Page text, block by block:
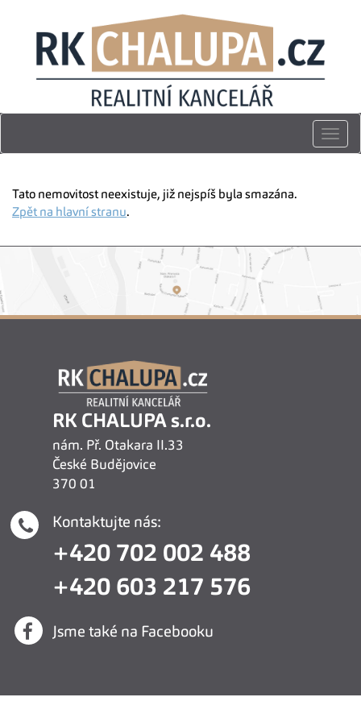
Tato nemovitost neexistuje, již nejspíš byla smazána.
Zpět na hlavní stranu.
RK CHALUPA s.r.o.
nám. Př. Otakara II.33
České Budějovice
370 01
Kontaktujte nás:
+420 702 002 488
+420 603 217 576
Jsme také na Facebooku